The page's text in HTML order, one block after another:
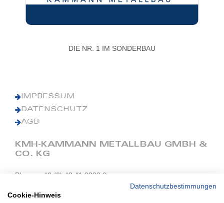
DIE NR. 1 IM SONDERBAU
IMPRESSUM
DATENSCHUTZ
AGB
KMH-KAMMANN METALLBAU GMBH &
CO. KG
Phone: +49 (0) 42 41 9390 0
E-Mail: office@kmh.net
Datenschutzbestimmungen
Cookie-Hinweis